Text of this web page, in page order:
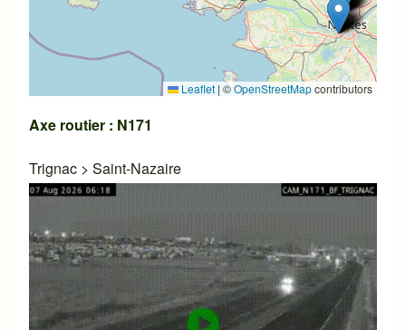
Leaflet | ©OpenStreetMapcontributors
Axe routier : N171
Trignac > Saint-Nazaire